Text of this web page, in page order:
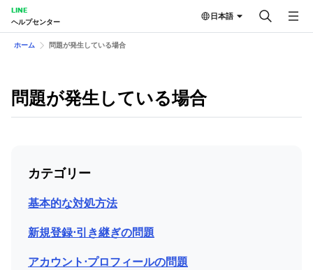
LINE
ヘルプセンター
日本語
ホーム 問題が発生している場合
問題が発生している場合
カテゴリー
基本的な対処方法
新規登録⋅引き継ぎの問題
アカウント⋅プロフィールの問題